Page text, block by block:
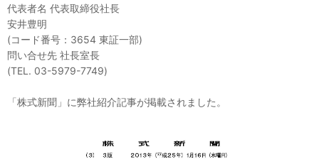
代表者名 代表取締役社長
安井豊明
(コード番号：3654 東証一部)
問い合せ先 社長室長
(TEL. 03-5979-7749)
「株式新聞」に弊社紹介記事が掲載されました。